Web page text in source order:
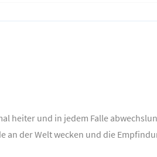
heiter und in jedem Falle
an der Welt wecken und die